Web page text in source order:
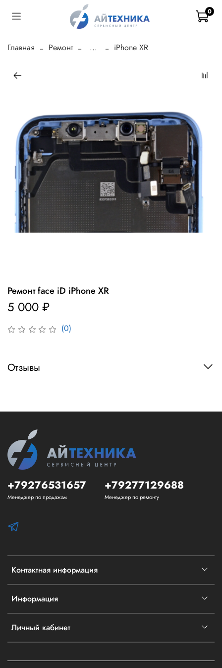
0
Главная Ремонт ... iPhone XR
(0)
Ремонт face iD iPhone XR
5 000 ₽
Отзывы
Контактная информация
Информация
Личный кабинет
+79276531657
Менеджер по продажам
+79277129688
Менеджер по ремонту